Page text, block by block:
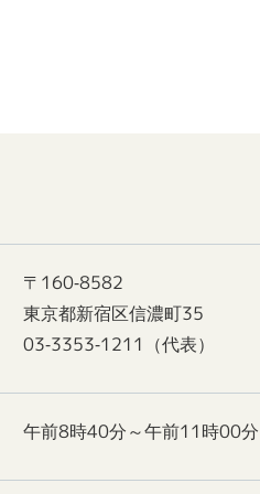
〒160-8582
東京都新宿区信濃町35
03-3353-1211（代表）
午前8時40分～午前11時00分